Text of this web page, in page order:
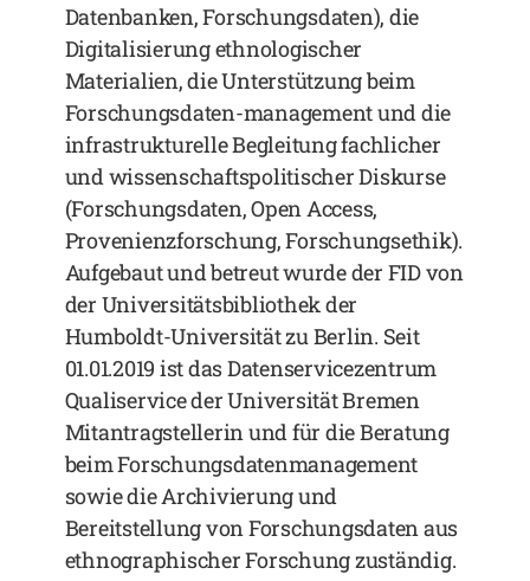
Datenbanken, Forschungsdaten), die
Digitalisierung ethnologischer
Materialien, die Unterstützung beim
Forschungsdaten-management und die
infrastrukturelle Begleitung fachlicher
und wissenschaftspolitischer Diskurse
(Forschungsdaten, Open Access,
Provenienzforschung, Forschungsethik).
Aufgebaut und betreut wurde der FID von
der Universitätsbibliothek der
Humboldt-Universität zu Berlin. Seit
01.01.2019 ist das Datenservicezentrum
Qualiservice der Universität Bremen
Mitantragstellerin und für die Beratung
beim Forschungsdatenmanagement
sowie die Archivierung und
Bereitstellung von Forschungsdaten aus
ethnographischer Forschung zuständig.